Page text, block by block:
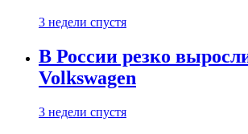
3 недели спустя
В России резко
Volkswagen
3 недели спустя